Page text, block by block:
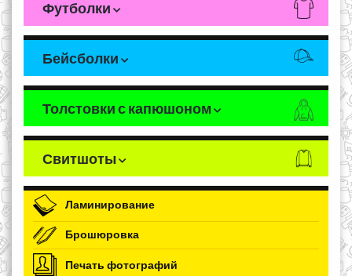
Футболки
Бейсболки
Толстовки с капюшоном
Свитшоты
Ламинирование
Брошюровка
Печать фотографий